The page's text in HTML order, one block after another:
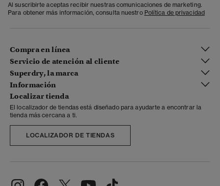
Al suscribirte aceptas recibir nuestras comunicaciones de marketing.
Para obtener más información, consulta nuestro Política de privacidad
Compra en línea
Servicio de atención al cliente
Superdry, la marca
Información
Localizar tienda
El localizador de tiendas está diseñado para ayudarte a encontrar la
tienda más cercana a ti.
LOCALIZADOR DE TIENDAS